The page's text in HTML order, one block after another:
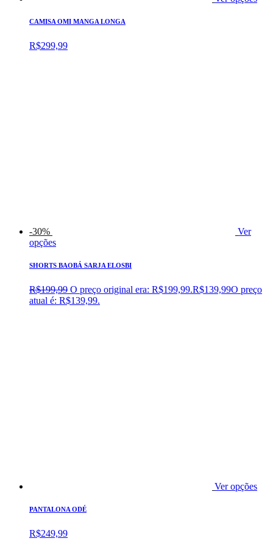
CAMISA OMI MANGA LONGA
R$299,99
-30%
Ver
opções
SHORTS BAOBÁ SARJA ELOSBI
R$199,99 O preço original era: R$199,99.R$139,99O preço
atual é: R$139,99.
Ver opções
PANTALONA ODÉ
R$249,99